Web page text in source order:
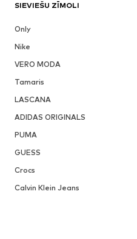
SIEVIEŠU ZĪMOLI
Only
Nike
VERO MODA
Tamaris
LASCANA
ADIDAS ORIGINALS
PUMA
GUESS
Crocs
Calvin Klein Jeans